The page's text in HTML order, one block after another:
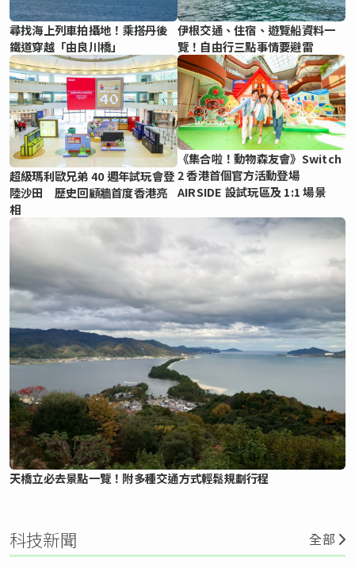
尋找海上列車拍攝地！乘搭丹後
鐵道穿越「由良川橋」
伊根交通、住宿、遊覽船資料一
覽！自由行三點事情要避雷
超級瑪利歐兄弟 40 週年試玩會登
陸沙田 歷史回顧牆首度香港亮
相
《集合啦！動物森友會》Switch
2 香港首個官方活動登場
AIRSIDE 設試玩區及 1:1 場景
天橋立必去景點一覽！附多種交通方式輕鬆規劃行程
科技新聞 全部